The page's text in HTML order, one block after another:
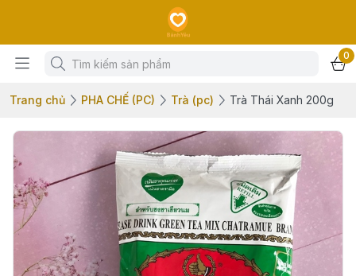
0
Trang chủ PHA CHẾ (PC) Trà (pc) Trà Thái Xanh 200g